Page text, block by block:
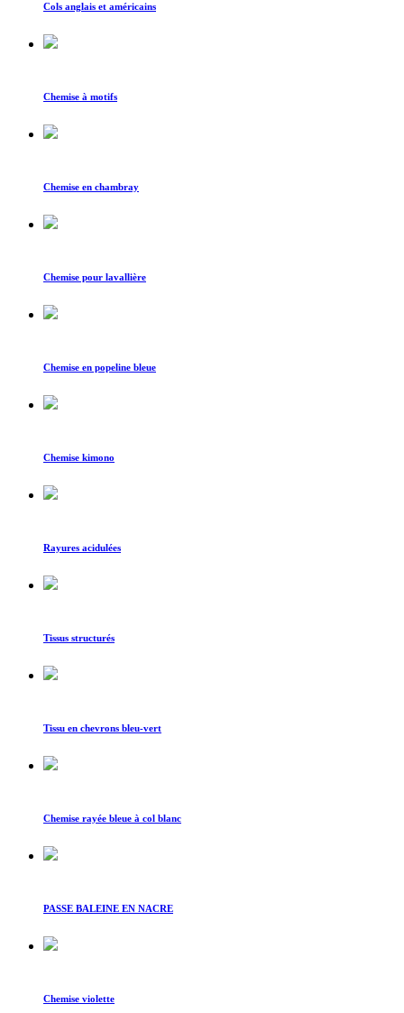
Cols anglais et américains
Chemise à motifs
Chemise en chambray
Chemise pour lavallière
Chemise en popeline bleue
Chemise kimono
Rayures acidulées
Tissus structurés
Tissu en chevrons bleu-vert
Chemise rayée bleue à col blanc
PASSE BALEINE EN NACRE
Chemise violette